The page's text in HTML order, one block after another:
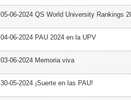
05-06-2024 QS World University Rankings
04-06-2024 PAU 2024 en la UPV
03-06-2024 Memoria viva
30-05-2024 ¡Suerte en las PAU!